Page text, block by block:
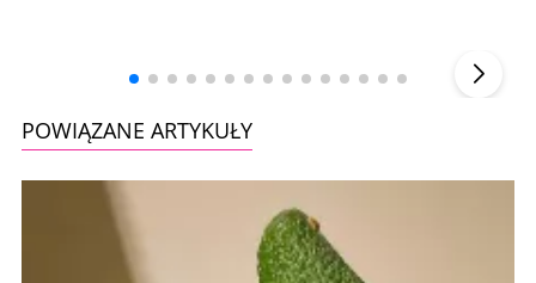
POWIĄZANE ARTYKUŁY